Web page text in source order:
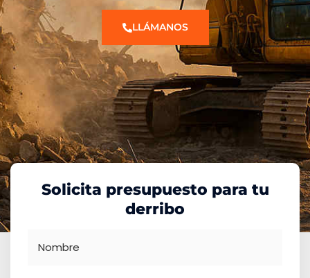
LLÁMANOS
Solicita presupuesto para tu
derribo